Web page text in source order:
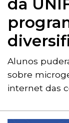
da
Alunos
sobre
internet das